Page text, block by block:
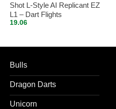
Shot L-Style AI Replicant EZ
L1 – Dart Flights
19.06
Bulls
Dragon Darts
Unicorn